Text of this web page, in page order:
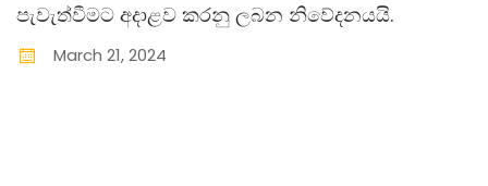
පැවැත්වීමට අදාළව කරනු ලබන නිවේදනයයි.
March 21,2024